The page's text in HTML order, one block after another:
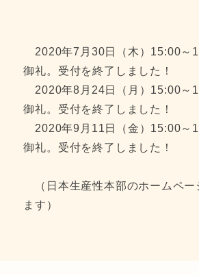
2020年7月30日（木）15:00
御礼。受付を終了しました！
2020年8月24日（月）15:00
御礼。受付を終了しました！
2020年9月11日（金）15:00
御礼。受付を終了しました！
（日本生産性本部のホームペー
ます）